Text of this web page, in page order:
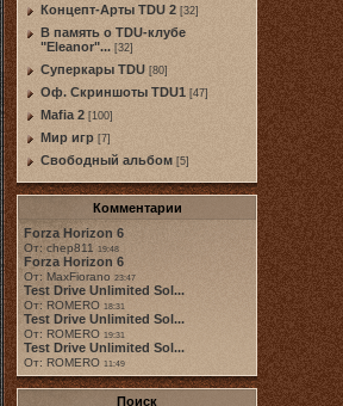
Концепт-Арты TDU 2 [32]
В память о TDU-клубе
"Eleanor"... [32]
Суперкары TDU [80]
Оф. Скриншоты TDU1 [47]
Mafia 2 [100]
Мир игр [7]
Свободный альбом [5]
Комментарии
Forza Horizon 6
От: chep811 19:48
Forza Horizon 6
От: MaxFiorano 23:47
Test Drive Unlimited Sol...
От: ROMERO 18:31
Test Drive Unlimited Sol...
От: ROMERO 19:31
Test Drive Unlimited Sol...
От: ROMERO 11:49
Поиск